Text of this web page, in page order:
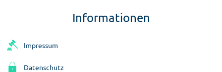
Informationen
Impressum
Datenschutz